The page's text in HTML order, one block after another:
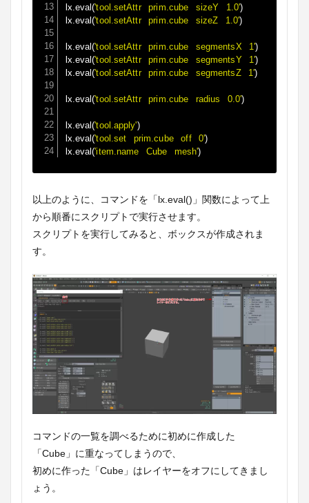
lx eval('tool.setAttr prim.cube sizeY 1.0')
lx eval('tool.setAttr prim.cube sizeZ 1.0')
lx eval('tool.setAttr prim.cube segmentsX 1')
lx eval('tool.setAttr prim.cube segmentsY 1')
lx eval('tool.setAttr prim.cube segmentsZ 1')
lx eval('tool.setAttr prim.cube radius 0.0')
lx eval('tool.apply')
lx eval('tool.set prim.cube off 0')
lx eval('item.name Cube mesh')
以上のように、コマンドを「lx.eval()」関数によって上
から順番にスクリプトで実行させます。
スクリプトを実行してみると、ボックスが作成されま
す。
コマンドの一覧を調べるために初めに作成した
「Cube」に重なってしまうので、
初めに作った「Cube」はレイヤーをオフにしてきまし
ょう。